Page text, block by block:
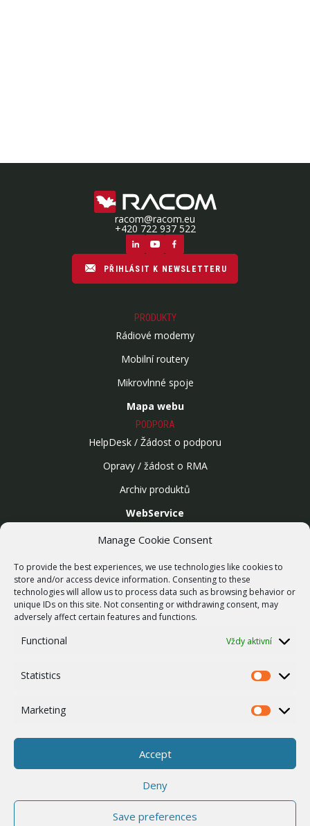
Manage Cookie Consent
To provide the best experiences, we use technologies like cookies to
store and/or access device information. Consenting to these
technologies will allow us to process data such as browsing behavior or
unique IDs on this site. Not consenting or withdrawing consent, may
adversely affect certain features and functions.
Functional Vždy aktivní
Statistics Statistics
Marketing Marketing
Accept
Deny
Save preferences
racom@racom.eu
+420 722 937 522
PŘIHLÁSIT K NEWSLETTERU
PRODUKTY
Rádiové modemy
Mobilní routery
Mikrovlnné spoje
Mapa webu
PODPORA
HelpDesk / Žádost o podporu
Opravy / žádost o RMA
Archiv produktů
WebService
Bezdrátové sítě
Zakázková výroba
Report zranitelnosti
O NÁS
Ostatní
Whistleblowing